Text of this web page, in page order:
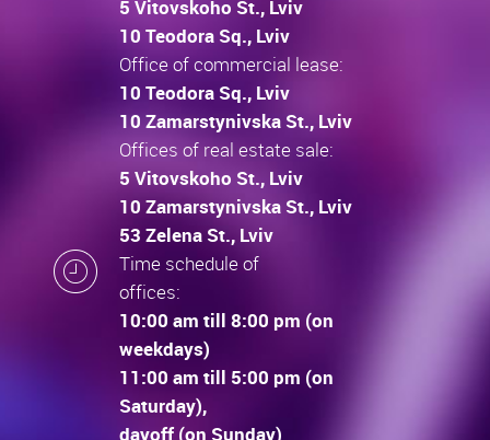
5 Vitovskoho St., Lviv
10 Teodora Sq., Lviv
Office of commercial lease:
10 Teodora Sq., Lviv
10 Zamarstynivska St., Lviv
Offices of real estate sale:
5 Vitovskoho St., Lviv
10 Zamarstynivska St., Lviv
53 Zelena St., Lviv
Time schedule of
offices:
10:00 am till 8:00 pm (on
weekdays)
11:00 am till 5:00 pm (on
Saturday),
dayoff (on Sunday)